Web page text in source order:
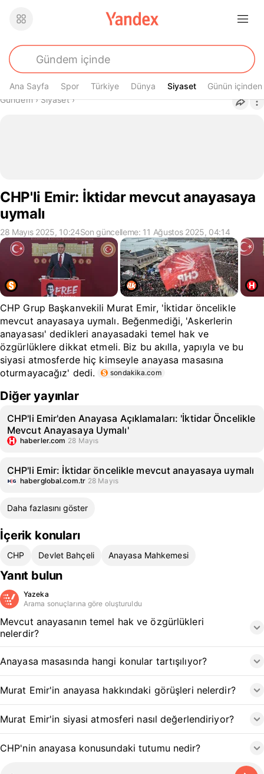
Ana Sayfa Spor Türkiye Dünya Siyaset
Siyaset Günün içinden
Buradasın
Gündem› Siyaset›
CHP'li Emir: İktidar mevcut anayasaya
uymalı
28 Mayıs 2025, 10:24Son güncelleme: 11 Ağustos 2025, 04:14
CHP Grup Başkanvekili Murat Emir, 'İktidar öncelikle
mevcut anayasaya uymalı. Beğenmediği, 'Askerlerin
anayasası' dedikleri anayasadaki temel hak ve
özgürlüklere dikkat etmeli. Biz bu akılla, yapıyla ve bu
siyasi atmosferde hiç kimseyle anayasa masasına
oturmayacağız' dedi.
sondakika.com
Diğer yayınlar
CHP'li Emir'den Anayasa Açıklamaları: 'İktidar Öncelikle
Mevcut Anayasaya Uymalı'
haberler.com 28 Mayıs
CHP'li Emir: İktidar öncelikle mevcut anayasaya uymalı
haberglobal.com.tr 28 Mayıs
Daha fazlasını göster
İçerik konuları
CHP Devlet Bahçeli Anayasa Mahkemesi
Yanıt bulun
Yazeka
Arama sonuçlarına göre oluşturuldu
Mevcut anayasanın temel hak ve özgürlükleri
nelerdir?
Anayasa masasında hangi konular tartışılıyor?
Murat Emir'in anayasa hakkındaki görüşleri nelerdir?
Murat Emir'in siyasi atmosferi nasıl değerlendiriyor?
CHP'nin anayasa konusundaki tutumu nedir?